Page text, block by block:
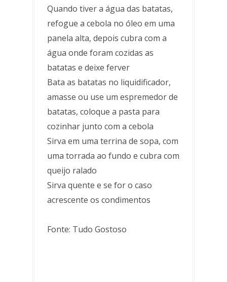
Quando tiver a água das batatas,
refogue a cebola no óleo em uma
panela alta, depois cubra com a
água onde foram cozidas as
batatas e deixe ferver
Bata as batatas no liquidificador,
amasse ou use um espremedor de
batatas, coloque a pasta para
cozinhar junto com a cebola
Sirva em uma terrina de sopa, com
uma torrada ao fundo e cubra com
queijo ralado
Sirva quente e se for o caso
acrescente os condimentos
Fonte: Tudo Gostoso